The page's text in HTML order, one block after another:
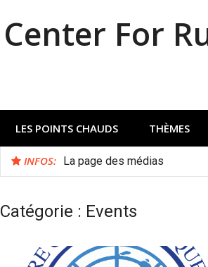
Center For
LES POINTS CHAUDS THÈMES
INFOS: La page des médias
Catégorie : Events